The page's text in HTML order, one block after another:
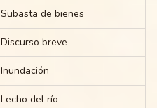
Subasta de bienes
Discurso breve
Inundación
Lecho del río